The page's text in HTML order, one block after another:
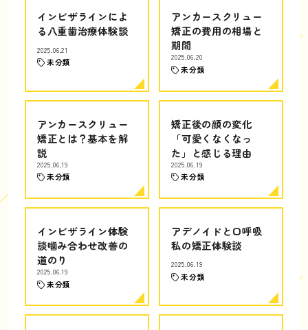
インビザラインによ
る八重歯治療体験談
2025.06.21
未分類
アンカースクリュー
矯正の費用の相場と
期間
2025.06.20
未分類
アンカースクリュー
矯正とは？基本を解
説
2025.06.19
未分類
矯正後の顔の変化
「可愛くなくなっ
た」と感じる理由
2025.06.19
未分類
インビザライン体験
談噛み合わせ改善の
道のり
2025.06.19
未分類
アデノイドと口呼吸
私の矯正体験談
2025.06.19
未分類